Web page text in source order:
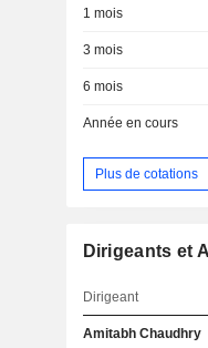
1 mois
3 mois
6 mois
Année en cours
Plus de cotations
Dirigeants et
Dirigeant
Amitabh Chaudhry